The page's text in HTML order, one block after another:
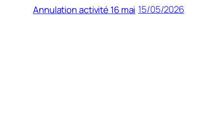
Annulation activité 16 mai 15/05/2026